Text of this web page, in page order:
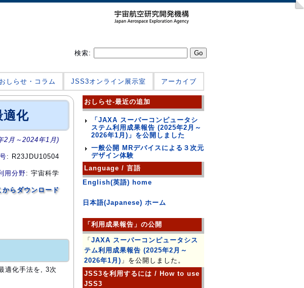
検索:
おしらせ・コラム JSS3オンライン展示室 アーカイブ
適化
2月～2024年1月)
: R23JDU10504
用分野: 宇宙科学
からダウンロード
適化手法を, 3次
おしらせ-最近の追加
「JAXA スーパーコンピュータシ
ステム利用成果報告 (2025年2月～
2026年1月)」を公開しました
一般公開 MRデバイスによる３次元
デザイン体験
Language / 言語
English(英語) home
日本語(Japanese) ホーム
「利用成果報告」の公開
「 JAXA スーパーコンピュータシス
テム利用成果報告 (2025年2月～
2026年1月) 」を公開しました。
JSS3を利用するには / How to use
JSS3